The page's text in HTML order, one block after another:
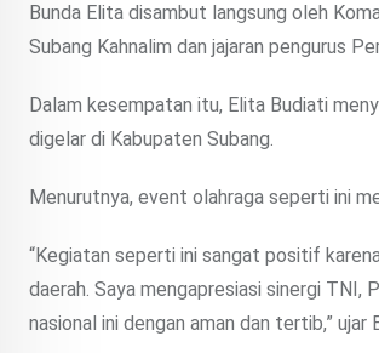
Bunda Elita disambut langsung oleh
Subang Kahnalim dan jajaran pengurus
Dalam kesempatan itu, Elita Budiati
digelar di Kabupaten Subang.
Menurutnya, event olahraga seperti ini
“Kegiatan seperti ini sangat positif
daerah. Saya mengapresiasi sinergi TNI,
nasional ini dengan aman dan tertib,” ujar